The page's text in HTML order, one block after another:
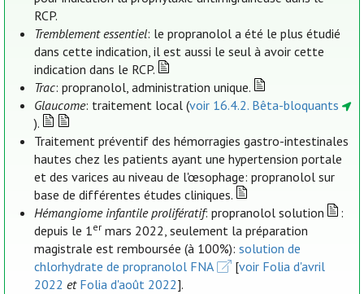
RCP.
Tremblement essentiel: le propranolol a été le plus étudié
dans cette indication, il est aussi le seul à avoir cette
indication dans le RCP.
Trac: propranolol, administration unique.
Glaucome: traitement local (voir 16.4.2. Bêta-bloquants
).
Traitement préventif des hémorragies gastro-intestinales
hautes chez les patients ayant une hypertension portale
et des varices au niveau de l'œsophage: propranolol sur
base de différentes études cliniques.
Hémangiome infantile prolifératif: propranolol solution
:
depuis le 1er mars 2022, seulement la préparation
magistrale est remboursée (à 100%):solution de
chlorhydrate de propranolol FNA
[voir Folia d'avril
2022 et Folia d'août 2022].